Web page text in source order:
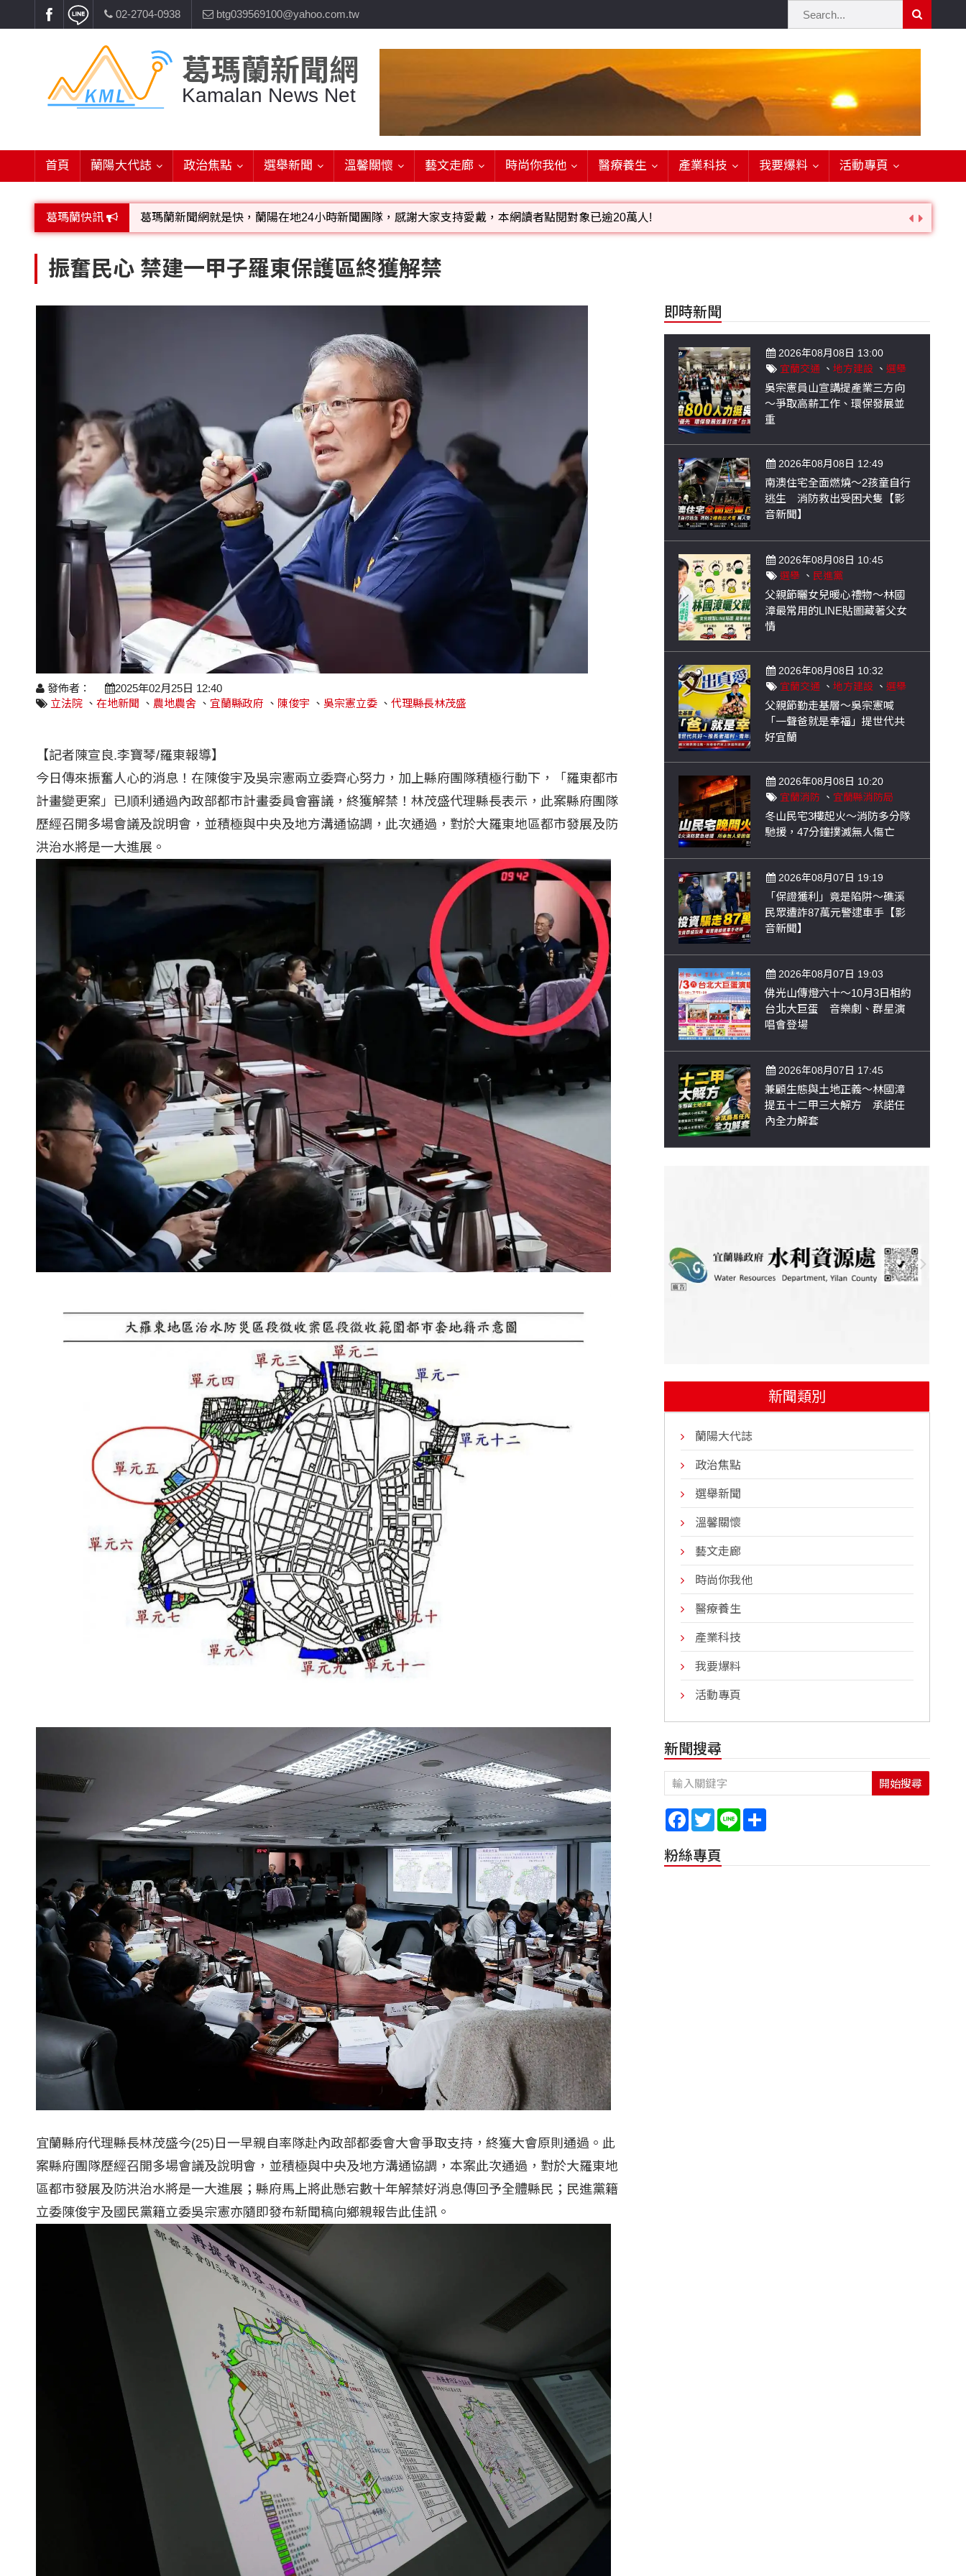
02-2704-0938 btg039569100@yahoo.com.tw
葛瑪蘭新聞網
Kamalan News Net
首頁 蘭陽大代誌 政治焦點 選舉新聞 溫馨關懷 藝文走廊 時尚你我他 醫療養生 產業科技 我要爆料 活動專頁
葛瑪蘭快訊 葛瑪蘭新聞網就是快，蘭陽在地24小時新聞團隊，感謝大家支持愛戴，本網讀者點閱對象已逾20萬人!
振奮民心 禁建一甲子羅東保護區終獲解禁
發佈者：
2025年02月25日 12:40
立法院 、 在地新聞 、 農地農舍 、 宜蘭縣政府 、 陳俊宇 、 吳宗憲立委 、 代理縣長林茂盛
【記者陳宣良.李寶琴/羅東報導】
今日傳來振奮人心的消息！在陳俊宇及吳宗憲兩立委齊心努力，加上縣府團隊積極行動下，「羅東都市
計畫變更案」已順利通過內政部都市計畫委員會審議，終獲解禁！林茂盛代理縣長表示，此案縣府團隊
歷經召開多場會議及說明會，並積極與中央及地方溝通協調，此次通過，對於大羅東地區都市發展及防
洪治水將是一大進展。
宜蘭縣府代理縣長林茂盛今(25)日一早親自率隊赴內政部都委會大會爭取支持，終獲大會原則通過。此
案縣府團隊歷經召開多場會議及說明會，並積極與中央及地方溝通協調，本案此次通過，對於大羅東地
區都市發展及防洪治水將是一大進展；縣府馬上將此懸宕數十年解禁好消息傳回予全體縣民；民進黨籍
立委陳俊宇及國民黨籍立委吳宗憲亦隨即發布新聞稿向鄉親報告此佳訊。
即時新聞
2026年08月08日 13:00
宜蘭交通 、地方建設 、選舉
吳宗憲員山宣講提產業三方向
～爭取高薪工作、環保發展並
重
2026年08月08日 12:49
南澳住宅全面燃燒～2孩童自行
逃生 消防救出受困犬隻【影
音新聞】
2026年08月08日 10:45
選舉 、 民進黨
父親節曬女兒暖心禮物～林國
漳最常用的LINE貼圖藏著父女
情
2026年08月08日 10:32
宜蘭交通 、地方建設 、選舉
父親節勤走基層～吳宗憲喊
「一聲爸就是幸福」提世代共
好宜蘭
2026年08月08日 10:20
宜蘭消防 、 宜蘭縣消防局
冬山民宅3樓起火～消防多分隊
馳援，47分鐘撲滅無人傷亡
2026年08月07日 19:19
「保證獲利」竟是陷阱～礁溪
民眾遭詐87萬元警逮車手【影
音新聞】
2026年08月07日 19:03
佛光山傳燈六十～10月3日相約
台北大巨蛋 音樂劇、群星演
唱會登場
2026年08月07日 17:45
兼顧生態與土地正義～林國漳
提五十二甲三大解方 承諾任
內全力解套
新聞類別
蘭陽大代誌
政治焦點
選舉新聞
溫馨關懷
藝文走廊
時尚你我他
醫療養生
產業科技
我要爆料
活動專頁
新聞搜尋
開始搜尋
Facebook
TwitterLine
粉絲專頁